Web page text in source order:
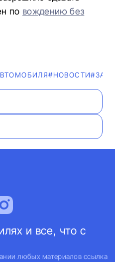
по вождению без
#НОВОСТИ
и все, что с
любых материалов ссылка